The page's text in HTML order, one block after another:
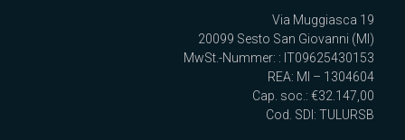
Via Muggiasca 19
20099 Sesto San Giovanni (MI)
MwSt.-Nummer: : IT09625430153
REA: MI – 1304604
Cap. soc.: €32.147,00
Cod. SDI: TULURSB